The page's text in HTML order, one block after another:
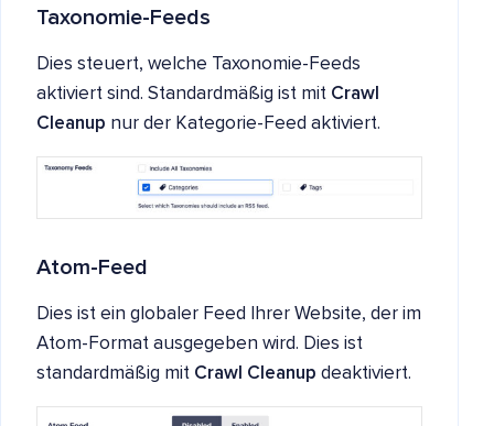
Taxonomie-Feeds
Dies steuert, welche Taxonomie-Feeds
aktiviert sind. Standardmäßig ist mit Crawl
Cleanup nur der Kategorie-Feed aktiviert.
Atom-Feed
Dies ist ein globaler Feed Ihrer Website, der im
Atom-Format ausgegeben wird. Dies ist
standardmäßig mit Crawl Cleanup deaktiviert.